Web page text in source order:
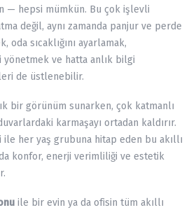
— hepsi mümkün. Bu çok işlevli
değil, aynı zamanda panjur ve perde
sıcaklığını ayarlamak,
yönetmek ve hatta anlık bilgi
de üstlenebilir.
bir görünüm sunarken, çok katmanlı
karmaşayı ortadan kaldırır.
ile her yaş grubuna hitap eden bu akıllı
konfor, enerji verimliliği ve estetik
ile bir evin ya da ofisin tüm akıllı